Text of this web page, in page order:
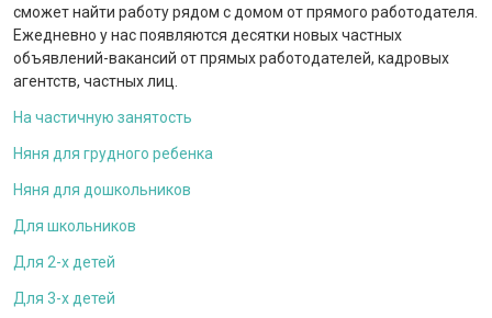
сможет найти работу рядом с домом от прямого работодателя.
Ежедневно у нас появляются десятки новых частных
объявлений-вакансий от прямых работодателей, кадровых
агентств, частных лиц.
На частичную занятость
Няня для грудного ребенка
Няня для дошкольников
Для школьников
Для 2-х детей
Для 3-х детей